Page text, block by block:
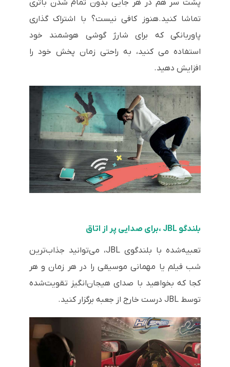
پشت سر هم در هر جایی بدون تمام شدن باتری
تماشا کنید.هنوز کافی نیست؟ با اشتراک گذاری
پاوربانکی که برای شارژ گوشی هوشمند خود
استفاده می کنید، به راحتی زمان پخش خود را
افزایش دهید.
بلندگو JBL ،برای صدایی پر از اتاق
تعبیه‌شده با بلندگوی JBL، می‌توانید جذاب‌ترین
شب فیلم یا مهمانی موسیقی را در هر زمان و هر
کجا که بخواهید با صدای هیجان‌انگیز تقویت‌شده
توسط JBL درست خارج از جعبه برگزار کنید.